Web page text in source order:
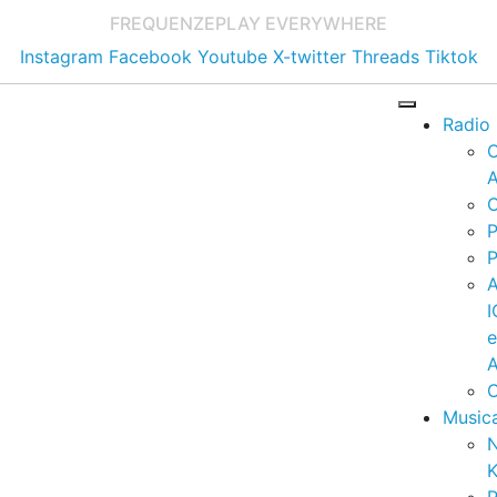
FREQUENZEPLAY EVERYWHERE
Instagram Facebook Youtube X-twitter Threads Tiktok
Radio
e